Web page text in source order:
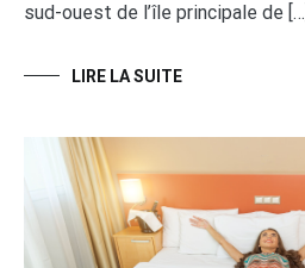
sud-ouest de l’île principale de […]
LIRE LA SUITE